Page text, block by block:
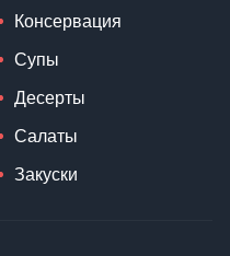
Консервация
Супы
Десерты
Салаты
Закуски